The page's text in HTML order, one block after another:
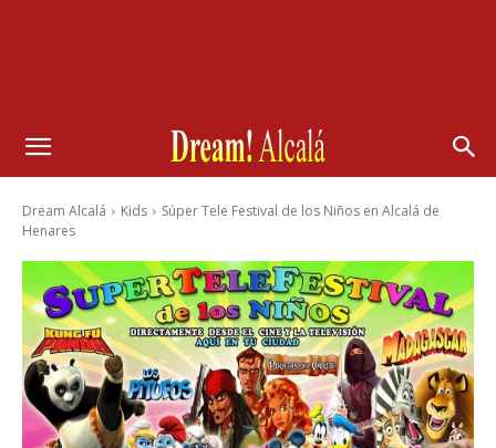
Dream Alcalá Kids
Súper Tele Festival de los Niños en Alcalá de
Henares